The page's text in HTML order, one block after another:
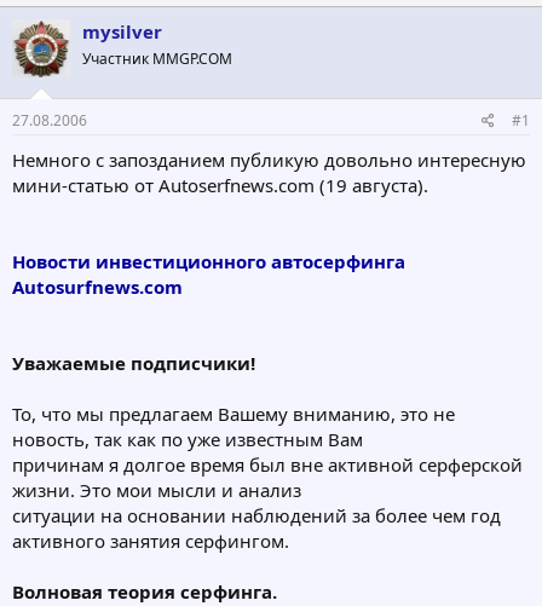
т
о
р
т
е
м
т
а
н
ч
а
mysilver
Участник MMGP.COM
27.08.2006 #1
Немного с запозданием публикую довольно интересную
мини-статью от Autoserfnews.com (19 августа).
Новости инвестиционного автосерфинга
Autosurfnews.com
Уважаемые подписчики!
То, что мы предлагаем Вашему вниманию, это не
новость, так как по уже известным Вам
причинам я долгое время был вне активной серферской
жизни. Это мои мысли и анализ
ситуации на основании наблюдений за более чем год
активного занятия серфингом.
Волновая теория серфинга.